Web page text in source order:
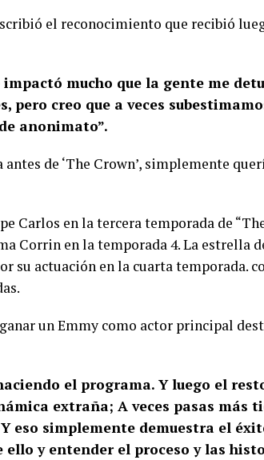
el reconocimiento que recibió
impactó mucho que la gente me
pero creo que a veces
anonimato”.
de ‘The Crown’, simplemente
Carlos en la tercera temporada de
Corrin en la temporada 4. La estrella
su actuación en la cuarta temporada.
un Emmy como actor principal
el programa. Y luego el
extraña; A veces pasas más
eso simplemente demuestra el
y entender el proceso y las